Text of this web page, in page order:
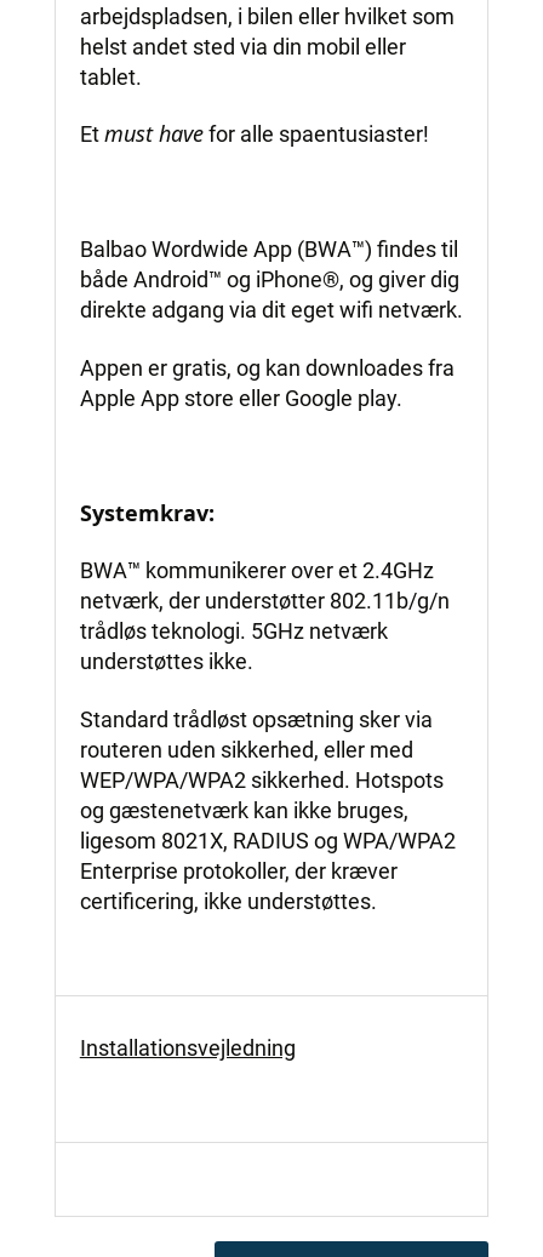
arbejdspladsen, i bilen eller hvilket som
helst andet sted via din mobil eller
tablet.
Etmust havefor alle spaentusiaster!
Balbao Wordwide App (BWA™) findes til
både Android™ og iPhone®, og giver dig
direkte adgang via dit eget wifi netværk.
Appen er gratis, og kan downloades fra
Apple App store eller Google play.
Systemkrav:
BWA™ kommunikerer over et 2.4GHz
netværk, der understøtter 802.11b/g/n
trådløs teknologi. 5GHz netværk
understøttes ikke.
Standard trådløst opsætning sker via
routeren uden sikkerhed, eller med
WEP/WPA/WPA2 sikkerhed. Hotspots
og gæstenetværk kan ikke bruges,
ligesom 8021X, RADIUS og WPA/WPA2
Enterprise protokoller, der kræver
certificering, ikke understøttes.
Installationsvejledning